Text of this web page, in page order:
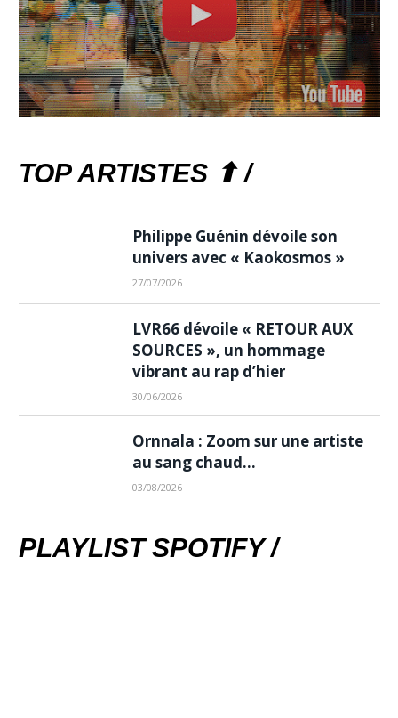
TOP ARTISTES ⬆ /
Philippe Guénin dévoile son
univers avec « Kaokosmos »
27/07/2026
LVR66 dévoile « RETOUR AUX
SOURCES », un hommage
vibrant au rap d’hier
30/06/2026
Ornnala : Zoom sur une artiste
au sang chaud…
03/08/2026
PLAYLIST SPOTIFY /